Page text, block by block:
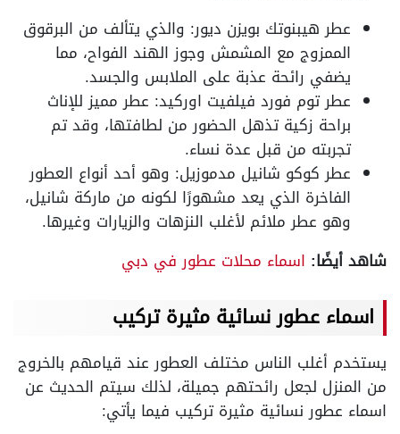
عطر هيبنوتك بويزن ديور: والذي يتألف من البرقوق
الممزوج مع المشمش وجوز الهند الفواح، مما
يضفي رائحة عذبة على الملابس والجسد.
عطر توم فورد فيلفيت اوركيد: عطر مميز للإناث
براحة زكية تذهل الحضور من لطافتها، وقد تم
تجربته من قبل عدة نساء.
عطر كوكو شانيل مدموزيل: وهو أحد أنواع العطور
الفاخرة الذي يعد مشهورًا لكونه من ماركة شانيل،
وهو عطر ملائم لأغلب النزهات والزيارات وغيرها.
شاهد أيضًا: اسماء محلات عطور في دبي
اسماء عطور نسائية مثيرة تركيب
يستخدم أغلب الناس مختلف العطور عند قيامهم بالخروج
من المنزل لجعل رائحتهم جميلة، لذلك سيتم الحديث عن
اسماء عطور نسائية مثيرة تركيب فيما يأتي: